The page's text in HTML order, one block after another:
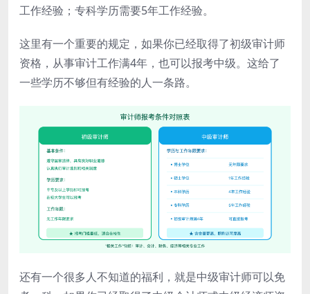
工作经验；专科学历需要5年工作经验。
这里有一个重要的规定，如果你已经取得了初级审计师
资格，从事审计工作满4年，也可以报考中级。这给了
一些学历不够但有经验的人一条路。
还有一个很多人不知道的福利，就是中级审计师可以免